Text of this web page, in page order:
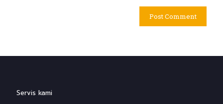
Servis kami